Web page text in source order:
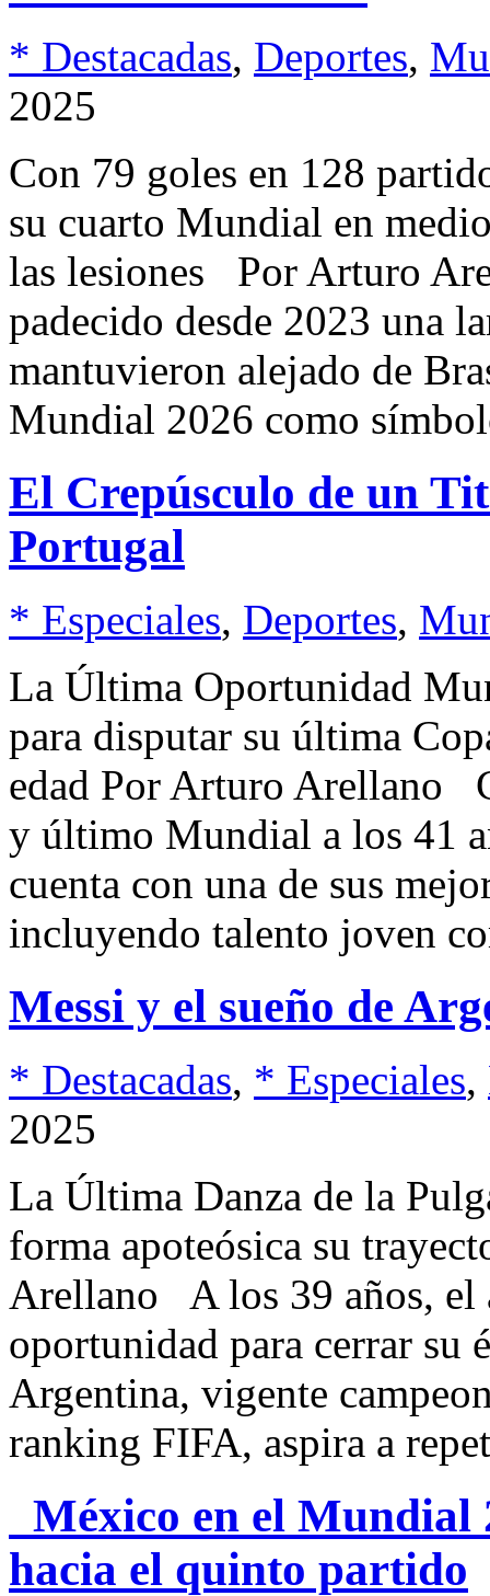
* Destacadas, Deportes,
2025
Con 79 goles en 128
su cuarto Mundial en
las lesiones Por Arturo
padecido desde 2023 una
mantuvieron alejado de
Mundial 2026 como
El Crepúsculo de un
Portugal
* Especiales, Deportes,
La Última Oportunidad
para disputar su última
edad Por Arturo Arellano
y último Mundial a los 41
cuenta con una de sus
incluyendo talento joven
Messi y el sueño de
* Destacadas, * Especiales,
2025
La Última Danza de la
forma apoteósica su
Arellano A los 39 años, el
oportunidad para cerrar su
Argentina, vigente
ranking FIFA, aspira a
México en el Mundial
hacia el quinto partido